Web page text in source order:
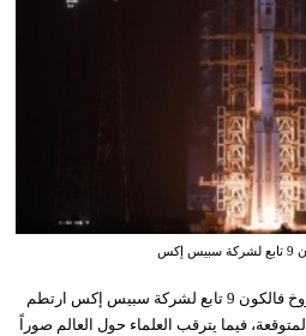
يُعتقد أن جزءاً ضخماً تائهاً من صاروخ فالكون 9 تابع لشركة سبيس إكس ارتطم
فيما يترقب العلماء حول العالم صوراً